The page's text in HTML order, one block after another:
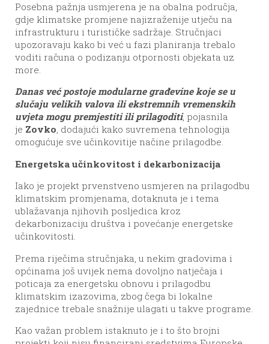
Posebna pažnja usmjerena je na obalna područja,
gdje klimatske promjene najizraženije utječu na
infrastrukturu i turističke sadržaje. Stručnjaci
upozoravaju kako bi već u fazi planiranja trebalo
voditi računa o podizanju otpornosti objekata uz
more.
Danas već postoje modularne građevine koje se u
slučaju velikih valova ili ekstremnih vremenskih
uvjeta mogu premjestiti ili prilagoditi, pojasnila
je Zovko, dodajući kako suvremena tehnologija
omogućuje sve učinkovitije načine prilagodbe.
Energetska učinkovitost i dekarbonizacija
Iako je projekt prvenstveno usmjeren na prilagodbu
klimatskim promjenama, dotaknuta je i tema
ublažavanja njihovih posljedica kroz
dekarbonizaciju društva i povećanje energetske
učinkovitosti.
Prema riječima stručnjaka, u nekim gradovima i
općinama još uvijek nema dovoljno natječaja i
poticaja za energetsku obnovu i prilagodbu
klimatskim izazovima, zbog čega bi lokalne
zajednice trebale snažnije ulagati u takve programe.
Kao važan problem istaknuto je i to što brojni